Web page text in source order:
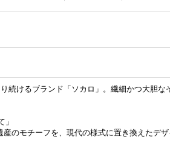
続けるブランド「ソカロ」。繊細かつ大胆
」
のモチーフを、現代の様式に置き換えたデザ